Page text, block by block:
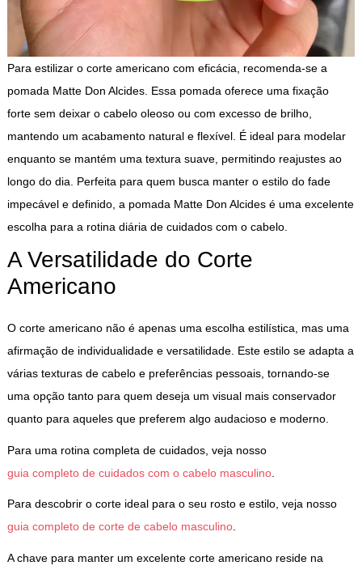
Para estilizar o corte americano com eficácia, recomenda-se a
pomada Matte Don Alcides. Essa pomada oferece uma fixação
forte sem deixar o cabelo oleoso ou com excesso de brilho,
mantendo um acabamento natural e flexível. É ideal para modelar
enquanto se mantém uma textura suave, permitindo reajustes ao
longo do dia. Perfeita para quem busca manter o estilo do fade
impecável e definido, a pomada Matte Don Alcidesé uma excelente
escolha para a rotina diária de cuidados com o cabelo.
A Versatilidade do Corte
Americano
O corte americano não é apenas uma escolha estilística, mas uma
afirmação de individualidade e versatilidade. Este estilo se adapta a
várias texturas de cabelo e preferências pessoais, tornando-se
uma opção tanto para quem deseja um visual mais conservador
quanto para aqueles que preferem algo audacioso e moderno.
Para uma rotina completa de cuidados, veja nosso
guia completo de cuidados com o cabelo masculino.
Para descobrir o corte ideal para o seu rosto e estilo, veja nosso
guia completo de corte de cabelo masculino.
A chave para manter um excelente corte americano reside na